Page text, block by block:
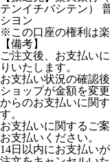
テンイチバシテン）
シヨン
※この口座の権利は楽
【備考】
ご注文後、お支払い
りいたします。
お支払い状況の確認
ショップが金額を変
からのお支払いに関
す。
お支払いに関するご
お支払いください。
14日以内にお支払い